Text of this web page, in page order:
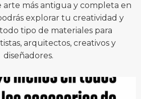
arte más antigua y completa en
explorar tu creatividad y
tipo de materiales para
arquitectos, creativos y
diseñadores.